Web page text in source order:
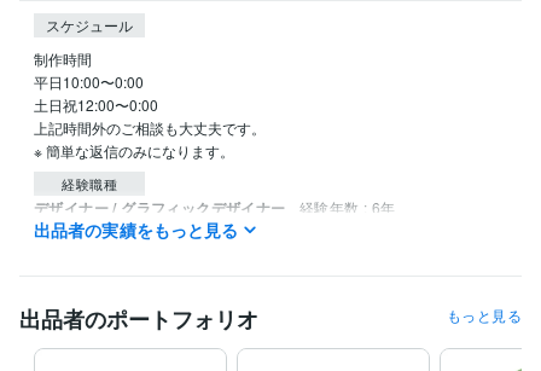
スケジュール
制作時間
平日10:00〜0:00
土日祝12:00〜0:00
上記時間外のご相談も大丈夫です。
※ 簡単な返信のみになります。
経験職種
デザイナー / グラフィックデザイナー 経験年数 : 6年
デザイナー / その他デザイナー 経験年数 : 1年
受賞歴
資格・検定
出品者の実績をもっと見る
出品者のポートフォリオ もっと見る